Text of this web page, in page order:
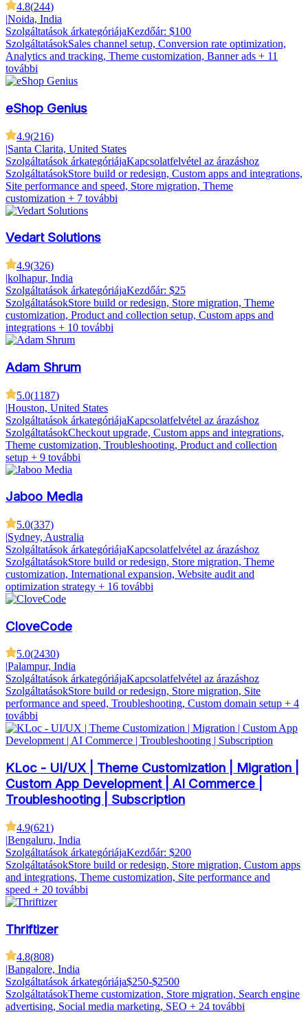
4.8(244)
|Noida, India
Szolgáltatások árkategóriájaKezdőár: $100
SzolgáltatásokSales channel setup, Conversion rate optimization,
Analytics and tracking, Theme customization, Banner ads + 11
további
eShop Genius
4.9(216)
|Santa Clarita, United States
Szolgáltatások árkategóriájaKapcsolatfelvétel az árazáshoz
SzolgáltatásokStore build or redesign, Custom apps and integrations,
Site performance and speed, Store migration, Theme
customization + 7 további
Vedart Solutions
4.9(326)
|kolhapur, India
Szolgáltatások árkategóriájaKezdőár: $25
SzolgáltatásokStore build or redesign, Store migration, Theme
customization, Product and collection setup, Custom apps and
integrations + 10 további
Adam Shrum
5.0(1187)
|Houston, United States
Szolgáltatások árkategóriájaKapcsolatfelvétel az árazáshoz
SzolgáltatásokCheckout upgrade, Custom apps and integrations,
Theme customization, Troubleshooting, Product and collection
setup + 9 további
Jaboo Media
5.0(337)
|Sydney, Australia
Szolgáltatások árkategóriájaKapcsolatfelvétel az árazáshoz
SzolgáltatásokStore build or redesign, Store migration, Theme
customization, International expansion, Website audit and
optimization strategy + 16 további
CloveCode
5.0(2430)
|Palampur, India
Szolgáltatások árkategóriájaKapcsolatfelvétel az árazáshoz
SzolgáltatásokStore build or redesign, Store migration, Site
performance and speed, Troubleshooting, Custom domain setup + 4
további
KLoc - UI/UX | Theme Customization | Migration |
Custom App Development | AI Commerce |
Troubleshooting | Subscription
4.9(621)
|Bengaluru, India
Szolgáltatások árkategóriájaKezdőár: $200
SzolgáltatásokStore build or redesign, Store migration, Custom apps
and integrations, Theme customization, Site performance and
speed + 20 további
Thriftizer
4.8(808)
|Bangalore, India
Szolgáltatások árkategóriája$250-$2500
SzolgáltatásokTheme customization, Store migration, Search engine
advertising, Social media marketing, SEO + 24 további